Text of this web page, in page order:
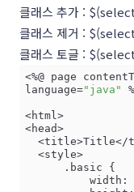
클래스 추가 :
클래스 제거 :
클래스 토글 :
<%@ page
language="java"
<html>
<head>